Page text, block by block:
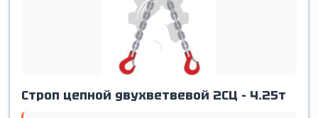
Строп цепной двухветвевой 2СЦ - 4.25т